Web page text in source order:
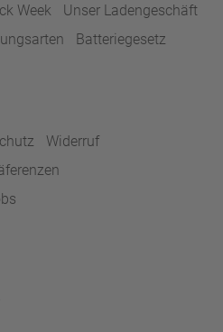
Week
Unser Ladengeschäft
Batteriegesetz
Widerruf